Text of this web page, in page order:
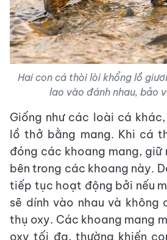
Hai con cá thòi lòi khổng lồ
lao vào đánh nhau, bảo
Giống như các loài cá
lồ thở bằng mang. Khi cá
đóng các khoang mang, giữ
bên trong các khoang này.
tiếp tục hoạt động bởi nếu
sẽ dính vào nhau và không
thụ oxy. Các khoang mang
oxy tối đa, thường khiến